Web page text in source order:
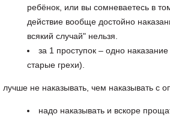
ребёнок, или вы сомневаетесь в
действие вообще достойно
всякий случай" нельзя.
за 1 проступок – одно
старые грехи).
лучше не наказывать, чем наказывать с
надо наказывать и вскоре